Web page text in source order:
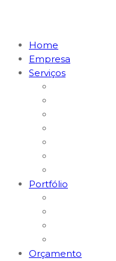
Home
Empresa
Serviços
Portfólio
Orçamento